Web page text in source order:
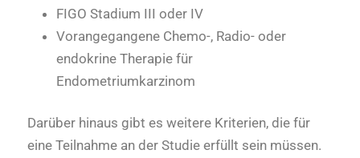
FIGO Stadium III oder IV
Vorangegangene Chemo-, Radio- oder
endokrine Therapie für
Endometriumkarzinom
Darüber hinaus gibt es weitere Kriterien, die für
eine Teilnahme an der Studie erfüllt sein müssen.